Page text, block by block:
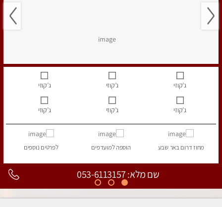
ג’קוזי ג’קוזי ג’קוזי
ג’קוזי ג’קוזי ג’קוזי
מחוז דרוםבאר שבע הוספהלמועדפים לפרטים נוספים
שם מלא: 053-6113157